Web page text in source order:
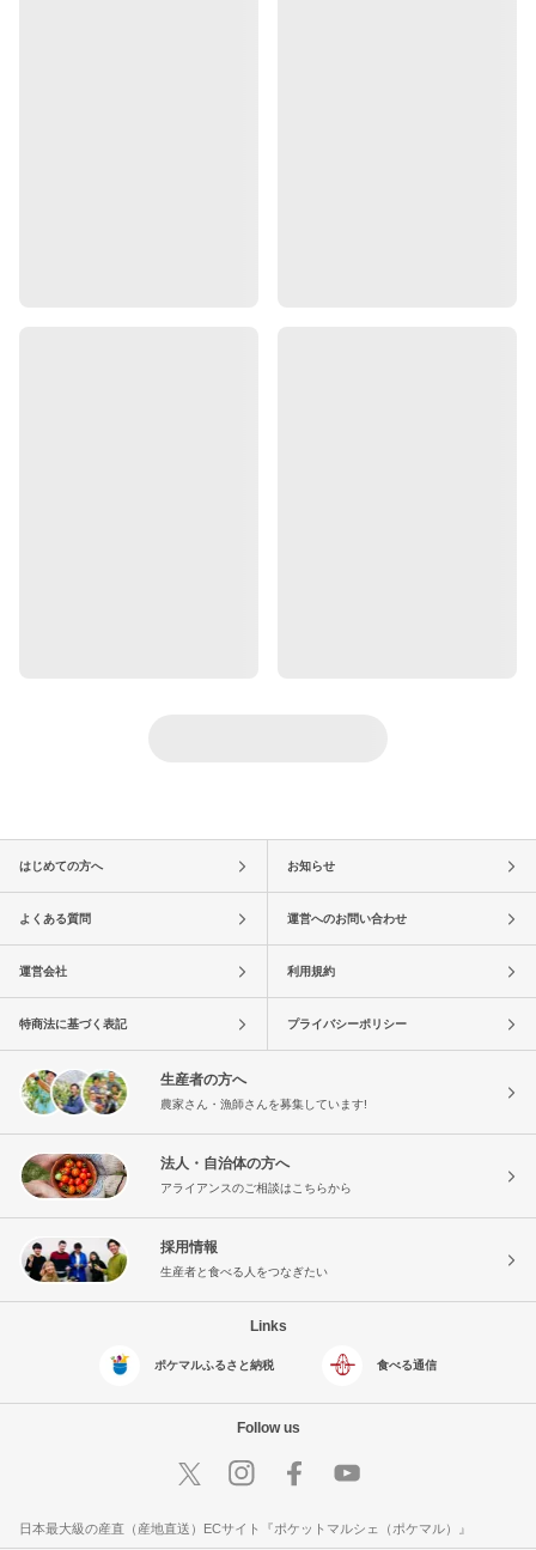
はじめての方へ お知らせ
よくある質問 運営へのお問い合わせ
運営会社 利用規約
特商法に基づく表記 プライバシーポリシー
生産者の方へ
農家さん・漁師さんを募集しています!
法人・自治体の方へ
アライアンスのご相談はこちらから
採用情報
生産者と食べる人をつなぎたい
Links
ポケマルふるさと納税 食べる通信
Follow us
日本最大級の産直（産地直送）ECサイト『ポケットマルシェ（ポケマル）』